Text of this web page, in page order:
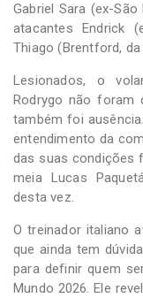
Gabriel Sara (ex-
atacantes Endrick
Thiago (Brentford,
Lesionados, o
Rodrygo não foram
também foi
entendimento da
das suas condições
meia Lucas
desta vez.
O treinador italiano
que ainda tem
para definir quem
Mundo 2026. Ele